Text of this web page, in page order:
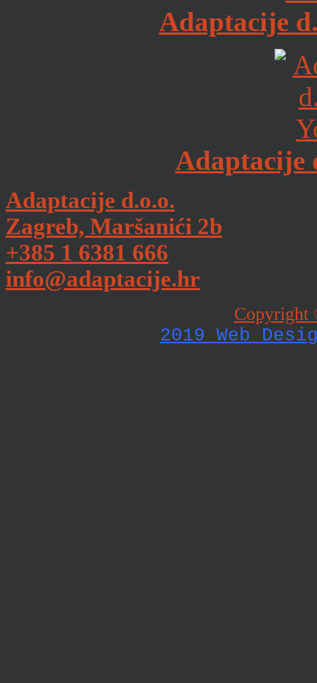
Adaptacije
Adaptacije
Adaptacije d.o.o.
Zagreb, Maršanići 2b
+385 1 6381 666
info@adaptacije.hr
Copyright
2019 Web